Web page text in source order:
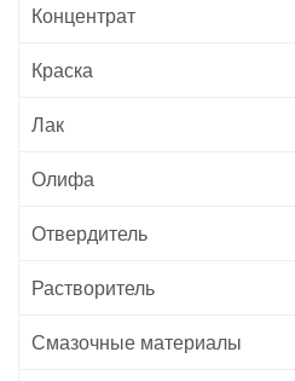
Концентрат
Краска
Лак
Олифа
Отвердитель
Растворитель
Смазочные материалы